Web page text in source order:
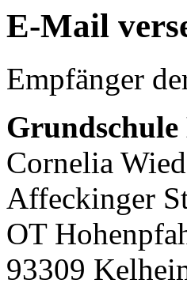
E-Mail
Empfänger
Cornelia
Affeckinger
OT
93309